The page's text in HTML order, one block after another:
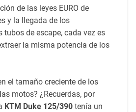
de las leyes EURO de
y la llegada de los
tubos de escape, cada vez es
la misma potencia de los
el tamaño creciente de los
motos? ¿Recuerdas, por
KTM Duke 125/390tenía un